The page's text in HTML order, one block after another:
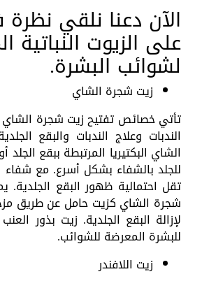
الآن دعنا نلقي
على الزيوت النباتية
لشوائب البشرة.
زيت شجرة الشاي
تأتي خصائص تفتيح زيت شجرة
الندبات وعلاج الندبات والبقع
الشاي البكتيريا المرتبطة ببقع
للجلد بالشفاء بشكل أسرع. مع شفاء
تقل احتمالية ظهور البقع الجلدية.
شجرة الشاي كزيت حامل عن طريق
لإزالة البقع الجلدية. زيت بذور
للبشرة المعرضة للشوائب.
زيت اللافندر